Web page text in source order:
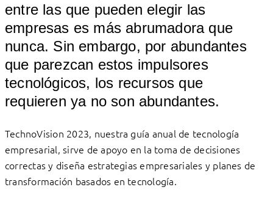
entre las que pueden elegir las
empresas es más abrumadora que
nunca. Sin embargo, por abundantes
que parezcan estos impulsores
tecnológicos, los recursos que
requieren ya no son abundantes.
TechnoVision 2023, nuestra guía anual de tecnología
empresarial, sirve de apoyo en la toma de decisiones
correctas y diseña estrategias empresariales y planes de
transformación basados en tecnología.